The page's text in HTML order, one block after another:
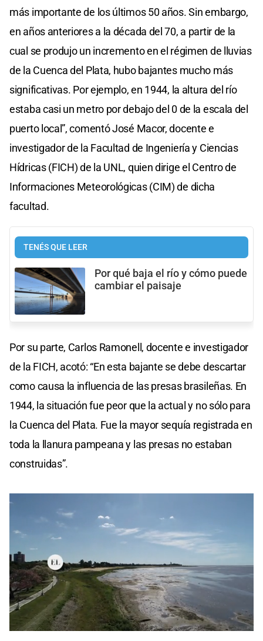
más importante de los últimos 50 años. Sin embargo,
en años anteriores a la década del 70, a partir de la
cual se produjo un incremento en el régimen de lluvias
de la Cuenca del Plata, hubo bajantes mucho más
significativas. Por ejemplo, en 1944, la altura del río
estaba casi un metro por debajo del 0 de la escala del
puerto local”, comentó José Macor, docente e
investigador de la Facultad de Ingeniería y Ciencias
Hídricas (FICH) de la UNL, quien dirige el Centro de
Informaciones Meteorológicas (CIM) de dicha
facultad.
TENÉS QUE LEER
Por qué baja el río y cómo puede
cambiar el paisaje
Por su parte, Carlos Ramonell, docente e investigador
de la FICH, acotó: “En esta bajante se debe descartar
como causa la influencia de las presas brasileñas. En
1944, la situación fue peor que la actual y no sólo para
la Cuenca del Plata. Fue la mayor sequía registrada en
toda la llanura pampeana y las presas no estaban
construidas”.